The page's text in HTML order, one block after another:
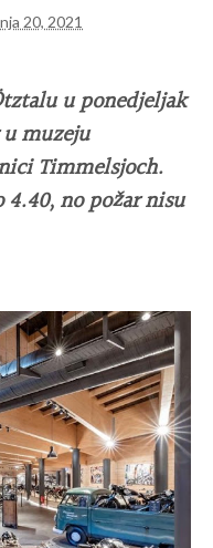
20, 2021
u ponedjeljak
muzeju
Timmelsjoch.
no požar nisu